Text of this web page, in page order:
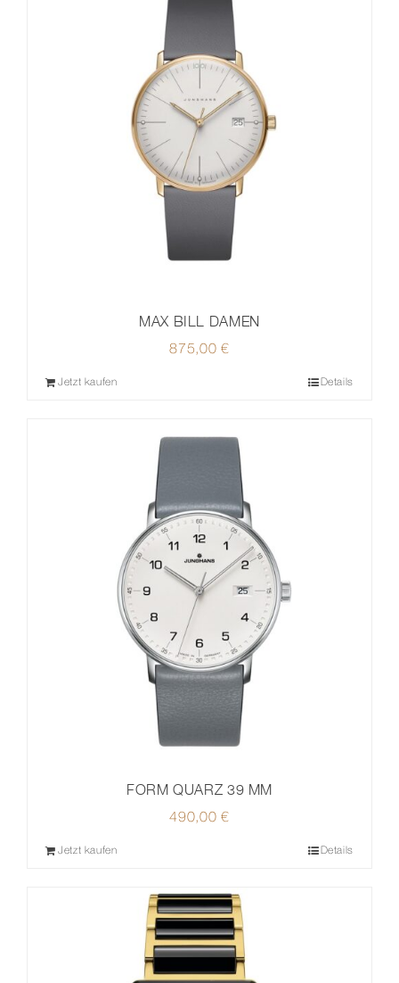
MAX BILL DAMEN
875,00 €
Jetzt kaufen Details
FORM QUARZ 39 MM
490,00 €
Jetzt kaufen Details